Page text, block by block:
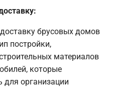
брусовых домов
постройки,
материалов
которые
для организации